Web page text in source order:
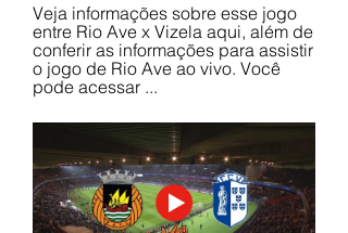
Veja informações sobre esse jogo
entre Rio Ave x Vizela aqui, além de
conferir as informações para assistir
o jogo de Rio Ave ao vivo. Você
pode acessar ...